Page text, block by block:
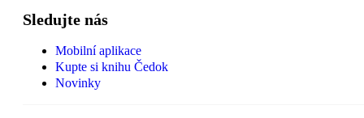
Sledujte nás
Mobilní aplikace
Kupte si knihu Čedok
Novinky